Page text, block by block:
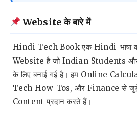
Website के बारे में
Hindi Tech Book एक Hindi-भाषा
Website है जो Indian Students
के लिए बनाई गई है। हम Online
Tech How-Tos, और Finance से
Content प्रदान करते हैं।